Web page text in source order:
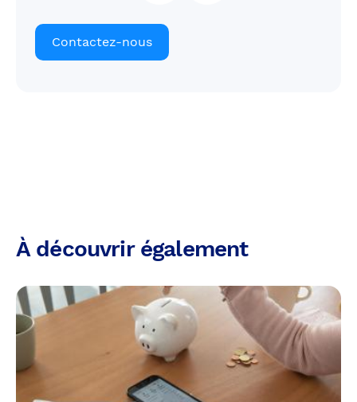
Contactez-nous
À découvrir également